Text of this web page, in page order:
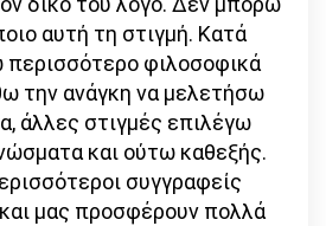
αυτή τη στιγμή. Κατά
περισσότερο φιλοσοφικά
την ανάγκη να μελετήσω
άλλες στιγμές επιλέγω
και ούτω καθεξής.
συγγραφείς
μας προσφέρουν πολλά